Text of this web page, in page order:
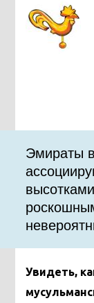
Эмираты
Увидеть,